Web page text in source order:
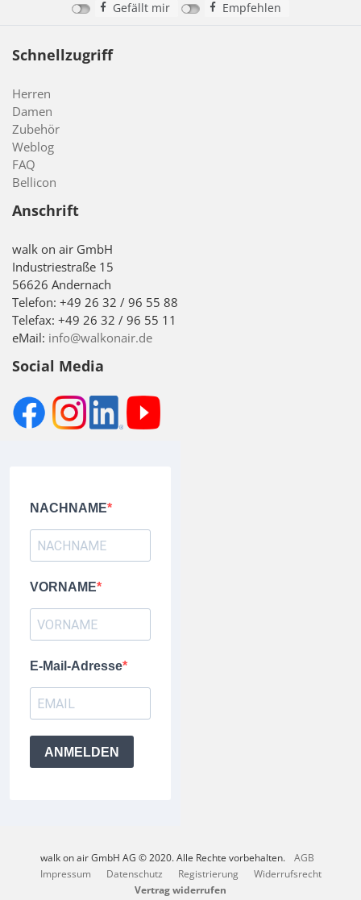
Gefällt mir Empfehlen
Schnellzugriff
Herren
Damen
Zubehör
Weblog
FAQ
Bellicon
Anschrift
walk on air GmbH
Industriestraße 15
56626 Andernach
Telefon: +49 26 32 / 96 55 88
Telefax: +49 26 32 / 96 55 11
eMail: info@walkonair.de
Social Media
NACHNAME
VORNAME
E-Mail-Adresse
ANMELDEN
walk on air GmbH AG © 2020. Alle Rechte vorbehalten.
AGB
Impressum
Datenschutz Registrierung
Widerrufsrecht
Vertrag widerrufen